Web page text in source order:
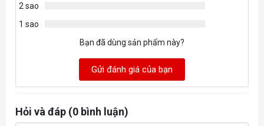
2 sao
1 sao
Bạn đã dùng sản phẩm này?
Gửi đánh giá của bạn
Hỏi và đáp (0 bình luận)